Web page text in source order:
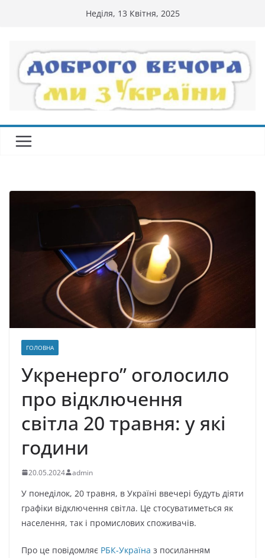
Неділя, 13 Квітня, 2025
ГОЛОВНА
Укренерго” оголосило
про відключення
світла 20 травня: у які
години
20.05.2024 admin
У понеділок, 20 травня, в Україні ввечері будуть діяти
графіки відключення світла. Це стосуватиметься як
населення, так і промислових споживачів.
Про це повідомляє РБК-Україна з посиланням